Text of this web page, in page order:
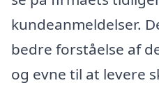
kundeanmeldelser.
bedre forståelse af
og evne til at levere